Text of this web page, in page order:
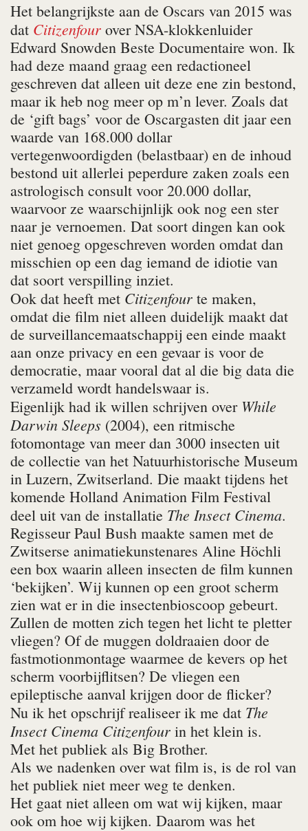
Het belangrijkste aan de Oscars van 2015 was
dat Citizenfour over NSA-klokkenluider
Edward Snowden Beste Documentaire won. Ik
had deze maand graag een redactioneel
geschreven dat alleen uit deze ene zin bestond,
maar ik heb nog meer op m’n lever. Zoals dat
de ‘gift bags’ voor de Oscargasten dit jaar een
waarde van 168.000 dollar
vertegenwoordigden (belastbaar) en de inhoud
bestond uit allerlei peperdure zaken zoals een
astrologisch consult voor 20.000 dollar,
waarvoor ze waarschijnlijk ook nog een ster
naar je vernoemen. Dat soort dingen kan ook
niet genoeg opgeschreven worden omdat dan
misschien op een dag iemand de idiotie van
dat soort verspilling inziet.
Ook dat heeft met Citizenfour te maken,
omdat die film niet alleen duidelijk maakt dat
de surveillancemaatschappij een einde maakt
aan onze privacy en een gevaar is voor de
democratie, maar vooral dat al die big data die
verzameld wordt handelswaar is.
Eigenlijk had ik willen schrijven over While
Darwin Sleeps (2004), een ritmische
fotomontage van meer dan 3000 insecten uit
de collectie van het Natuurhistorische Museum
in Luzern, Zwitserland. Die maakt tijdens het
komende Holland Animation Film Festival
deel uit van de installatie The Insect Cinema.
Regisseur Paul Bush maakte samen met de
Zwitserse animatiekunstenares Aline Höchli
een box waarin alleen insecten de film kunnen
‘bekijken’. Wij kunnen op een groot scherm
zien wat er in die insectenbioscoop gebeurt.
Zullen de motten zich tegen het licht te pletter
vliegen? Of de muggen doldraaien door de
fastmotionmontage waarmee de kevers op het
scherm voorbijflitsen? De vliegen een
epileptische aanval krijgen door de flicker?
Nu ik het opschrijf realiseer ik me dat The
Insect Cinema Citizenfour in het klein is.
Met het publiek als Big Brother.
Als we nadenken over wat film is, is de rol van
het publiek niet meer weg te denken.
Het gaat niet alleen om wat wij kijken, maar
ook om hoe wij kijken. Daarom was het